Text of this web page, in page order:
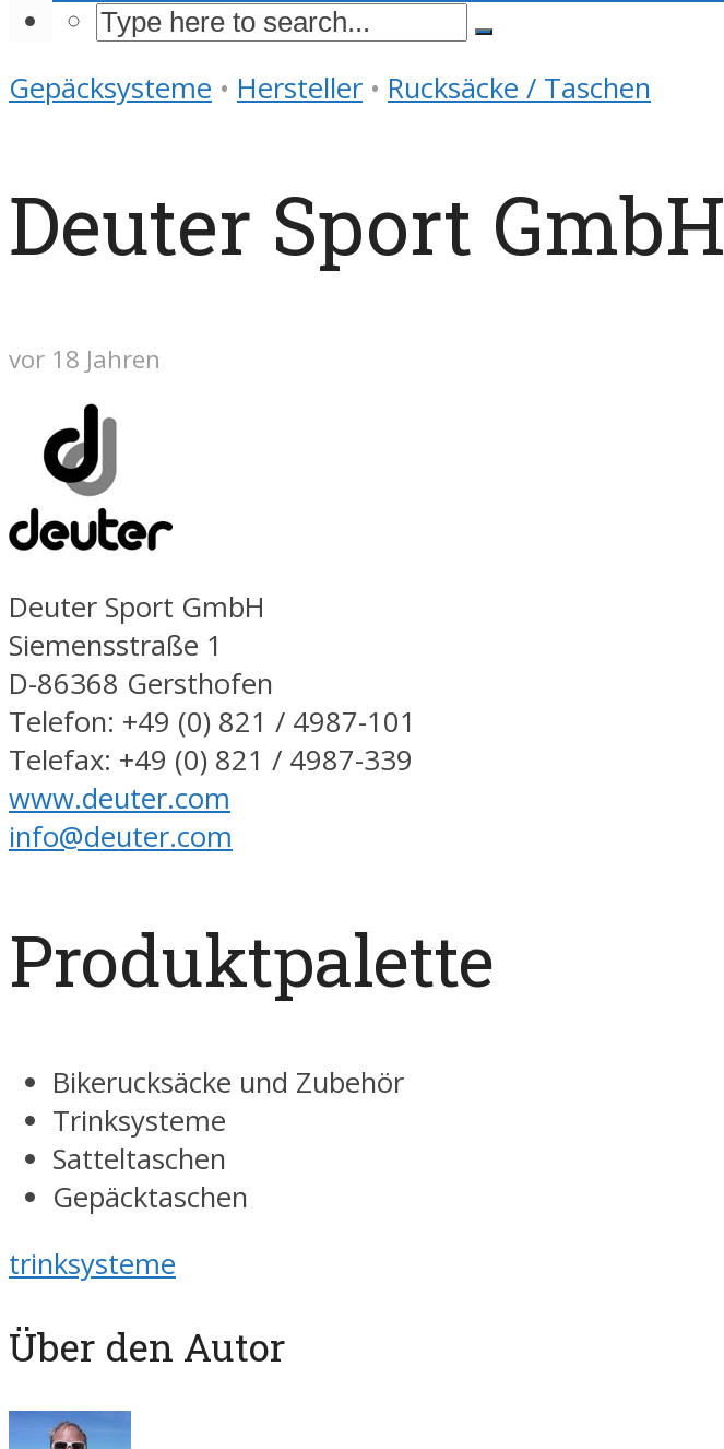
Gepäcksysteme • Hersteller • Rucksäcke / Taschen
Deuter Sport GmbH
vor 18 Jahren
Deuter Sport GmbH
Siemensstraße 1
D-86368 Gersthofen
Telefon: +49 (0) 821 / 4987-101
Telefax: +49 (0) 821 / 4987-339
www.deuter.com
info@deuter.com
Produktpalette
Bikerucksäcke und Zubehör
Trinksysteme
Satteltaschen
Gepäcktaschen
trinksysteme
Über den Autor